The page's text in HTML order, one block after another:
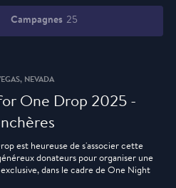
Campagnes 25
NEVADA
One Drop 2025 -
est heureuse de s'associer cette
donateurs pour organiser une
dans le cadre de One Night